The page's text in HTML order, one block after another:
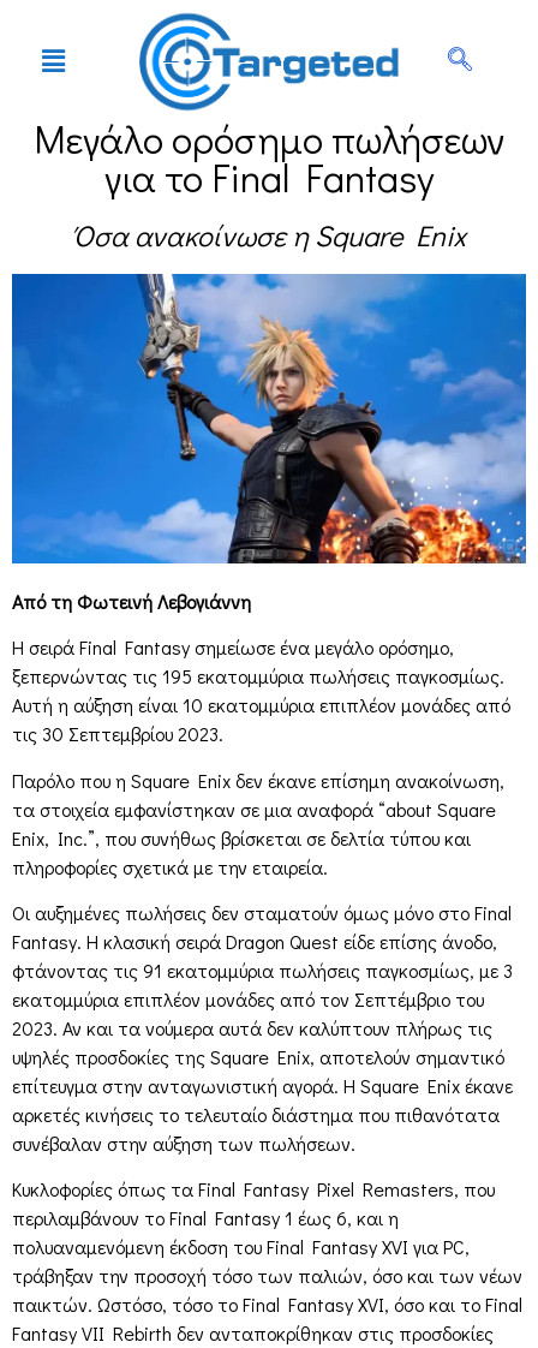
Μεγάλο ορόσημο πωλήσεων
για το Final Fantasy
Όσα ανακοίνωσε η Square Enix
Από τη Φωτεινή Λεβογιάννη
Η σειρά Final Fantasy σημείωσε ένα μεγάλο ορόσημο,
ξεπερνώντας τις 195 εκατομμύρια πωλήσεις παγκοσμίως.
Αυτή η αύξηση είναι 10 εκατομμύρια επιπλέον μονάδες από
τις 30 Σεπτεμβρίου 2023.
Παρόλο που η Square Enix δεν έκανε επίσημη ανακοίνωση,
τα στοιχεία εμφανίστηκαν σε μια αναφορά “about Square
Enix, Inc.”, που συνήθως βρίσκεται σε δελτία τύπου και
πληροφορίες σχετικά με την εταιρεία.
Οι αυξημένες πωλήσεις δεν σταματούν όμως μόνο στο Final
Fantasy. Η κλασική σειρά Dragon Quest είδε επίσης άνοδο,
φτάνοντας τις 91 εκατομμύρια πωλήσεις παγκοσμίως, με 3
εκατομμύρια επιπλέον μονάδες από τον Σεπτέμβριο του
2023. Αν και τα νούμερα αυτά δεν καλύπτουν πλήρως τις
υψηλές προσδοκίες της Square Enix, αποτελούν σημαντικό
επίτευγμα στην ανταγωνιστική αγορά. Η Square Enix έκανε
αρκετές κινήσεις το τελευταίο διάστημα που πιθανότατα
συνέβαλαν στην αύξηση των πωλήσεων.
Κυκλοφορίες όπως τα Final Fantasy Pixel Remasters, που
περιλαμβάνουν το Final Fantasy 1 έως 6, και η
πολυαναμενόμενη έκδοση του Final Fantasy XVI για PC,
τράβηξαν την προσοχή τόσο των παλιών, όσο και των νέων
παικτών. Ωστόσο, τόσο το Final Fantasy XVI, όσο και το Final
Fantasy VII Rebirth δεν ανταποκρίθηκαν στις προσδοκίες